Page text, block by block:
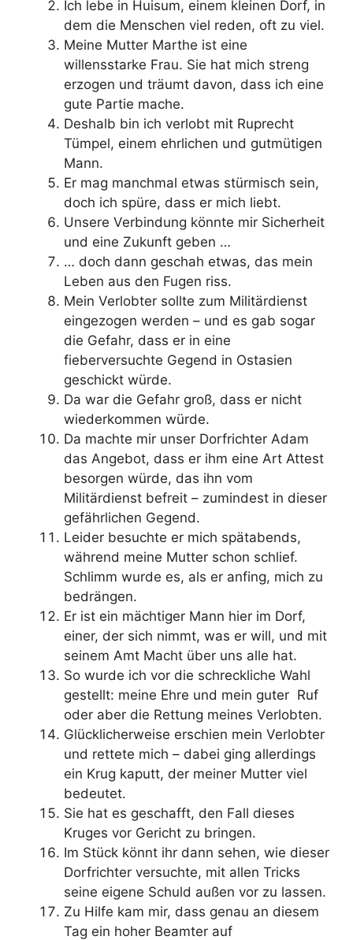
Ich lebe in Huisum, einem kleinen Dorf, in
dem die Menschen viel reden, oft zu viel.
Meine Mutter Marthe ist eine
willensstarke Frau. Sie hat mich streng
erzogen und träumt davon, dass ich eine
gute Partie mache.
Deshalb bin ich verlobt mit Ruprecht
Tümpel, einem ehrlichen und gutmütigen
Mann.
Er mag manchmal etwas stürmisch sein,
doch ich spüre, dass er mich liebt.
Unsere Verbindung könnte mir Sicherheit
und eine Zukunft geben …
… doch dann geschah etwas, das mein
Leben aus den Fugen riss.
Mein Verlobter sollte zum Militärdienst
eingezogen werden – und es gab sogar
die Gefahr, dass er in eine
fieberversuchte Gegend in Ostasien
geschickt würde.
Da war die Gefahr groß, dass er nicht
wiederkommen würde.
Da machte mir unser Dorfrichter Adam
das Angebot, dass er ihm eine Art Attest
besorgen würde, das ihn vom
Militärdienst befreit – zumindest in dieser
gefährlichen Gegend.
Leider besuchte er mich spätabends,
während meine Mutter schon schlief.
Schlimm wurde es, als er anfing, mich zu
bedrängen.
Er ist ein mächtiger Mann hier im Dorf,
einer, der sich nimmt, was er will, und mit
seinem Amt Macht über uns alle hat.
So wurde ich vor die schreckliche Wahl
gestellt: meine Ehre und mein guter Ruf
oder aber die Rettung meines Verlobten.
Glücklicherweise erschien mein Verlobter
und rettete mich – dabei ging allerdings
ein Krug kaputt, der meiner Mutter viel
bedeutet.
Sie hat es geschafft, den Fall dieses
Kruges vor Gericht zu bringen.
Im Stück könnt ihr dann sehen, wie dieser
Dorfrichter versuchte, mit allen Tricks
seine eigene Schuld außen vor zu lassen.
Zu Hilfe kam mir, dass genau an diesem
Tag ein hoher Beamter auf